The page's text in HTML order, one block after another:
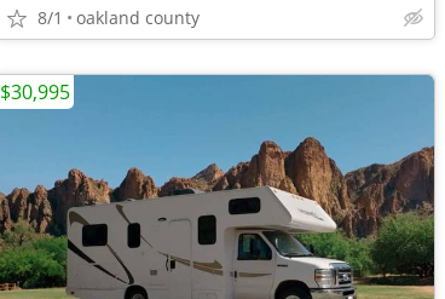
8/1 oakland county
$30,995